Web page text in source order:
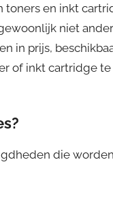
en inkt
niet
in prijs,
of inkt cartridge
die